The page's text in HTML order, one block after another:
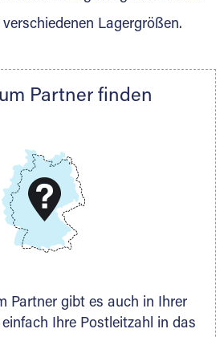
5442 - 404
Lagergrößen.
Partner finden
Partner gibt es auch in Ihrer
einfach Ihre Postleitzahl in das